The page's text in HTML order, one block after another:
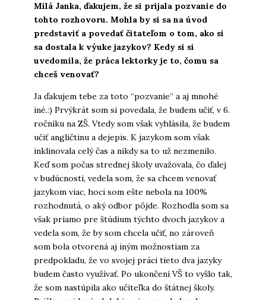
Milá Janka, ďakujem, že si prijala pozvanie do
tohto rozhovoru. Mohla by si sa na úvod
predstaviť a povedať čitateľom o tom, ako si
sa dostala k výuke jazykov? Kedy si si
uvedomila, že práca lektorky je to, čomu sa
chceš venovať?
Ja ďakujem tebe za toto “pozvanie” a aj mnohé
iné.:) Prvýkrát som si povedala, že budem učiť, v 6.
ročníku na ZŠ. Vtedy som však vyhlásila, že budem
učiť angličtinu a dejepis. K jazykom som však
inklinovala celý čas a nikdy sa to už nezmenilo.
Keď som počas strednej školy uvažovala, čo ďalej
v budúcnosti, vedela som, že sa chcem venovať
jazykom viac, hoci som ešte nebola na 100%
rozhodnutá, o aký odbor pôjde. Rozhodla som sa
však priamo pre štúdium týchto dvoch jazykov a
vedela som, že by som chcela učiť, no zároveň
som bola otvorená aj iným možnostiam za
predpokladu, že vo svojej práci tieto dva jazyky
budem často využívať. Po ukončení VŠ to vyšlo tak,
že som nastúpila ako učiteľka do štátnej školy.